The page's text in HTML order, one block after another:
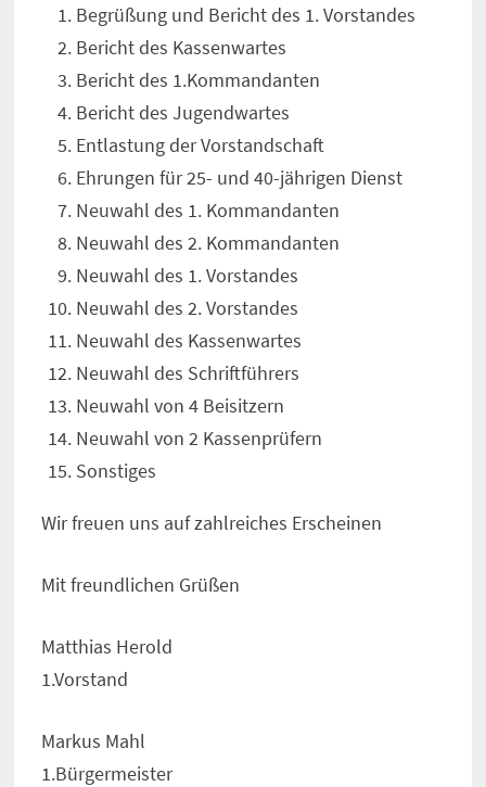
Begrüßung und Bericht des 1. Vorstandes
Bericht des Kassenwartes
Bericht des 1.Kommandanten
Bericht des Jugendwartes
Entlastung der Vorstandschaft
Ehrungen für 25- und 40-jährigen Dienst
Neuwahl des 1. Kommandanten
Neuwahl des 2. Kommandanten
Neuwahl des 1. Vorstandes
Neuwahl des 2. Vorstandes
Neuwahl des Kassenwartes
Neuwahl des Schriftführers
Neuwahl von 4 Beisitzern
Neuwahl von 2 Kassenprüfern
Sonstiges
Wir freuen uns auf zahlreiches Erscheinen
Mit freundlichen Grüßen
Matthias Herold
1.Vorstand
Markus Mahl
1.Bürgermeister